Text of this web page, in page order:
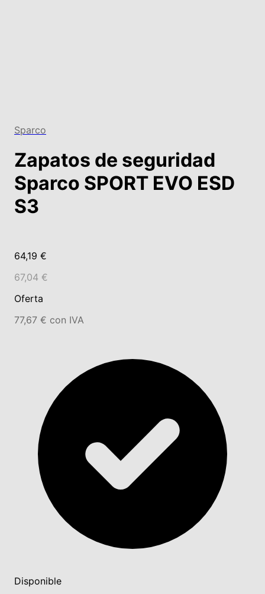
Sparco
Zapatos de seguridad
Sparco SPORT EVO ESD
S3
64,19 €
67,04 €
Oferta
77,67 € con IVA
Disponible